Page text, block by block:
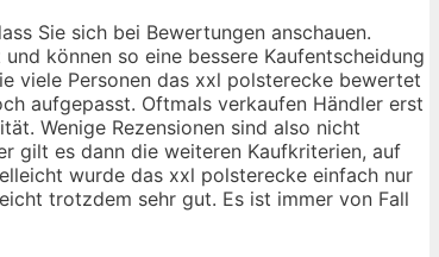
Sie sich bei Bewertungen anschauen.
können so eine bessere Kaufentscheidung
viele Personen das xxl polsterecke bewertet
aufgepasst. Oftmals verkaufen Händler erst
Wenige Rezensionen sind also nicht
gilt es dann die weiteren Kaufkriterien, auf
wurde das xxl polsterecke einfach nur
trotzdem sehr gut. Es ist immer von Fall